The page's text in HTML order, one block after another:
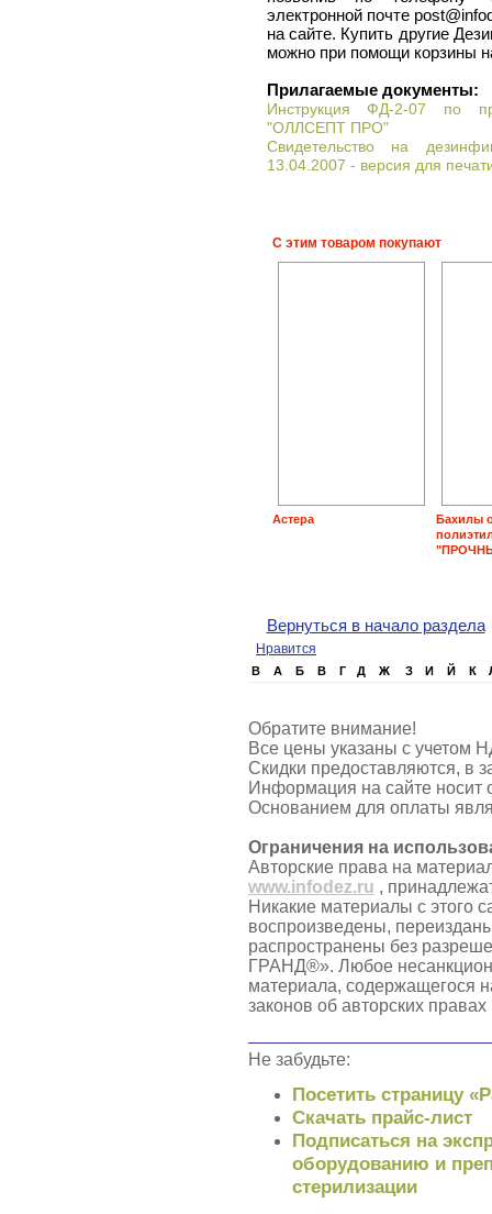
электронной почте
на сайте. Купить другие
можно при помощи корзины
Прилагаемые документы:
Инструкция ФД-2-07 по
"ОЛЛСЕПТ ПРО"
Свидетельство на
13.04.2007 - версия для
С этим товаром покупают
Астера
Бахилы
Вернуться в начало раздела
Нравится
B А Б В Г Д Ж З И Й К
Обратите внимание!
Все цены указаны с учетом
Скидки предоставляются, в
Информация на сайте носит
Основанием для оплаты
Ограничения на
Авторские права на
www.infodez.ru ,
Никакие материалы с этого
воспроизведены,
распространены без
ГРАНД®». Любое
материала, содержащегося
законов об авторских
Не забудьте:
Посетить страницу
Скачать прайс-лист
Подписаться на
оборудованию и
стерилизации